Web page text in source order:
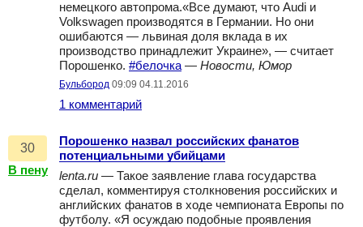
немецкого автопрома.«Все думают, что Audi и
Volkswagen производятся в Германии. Но они
ошибаются — львиная доля вклада в их
производство принадлежит Украине», — считает
Порошенко. #белочка — Новости, Юмор
Бульбород 09:09 04.11.2016
1 комментарий
30
В пену
Порошенко назвал российских фанатов
потенциальными убийцами
lenta.ru — Такое заявление глава государства
сделал, комментируя столкновения российских и
английских фанатов в ходе чемпионата Европы по
футболу. «Я осуждаю подобные проявления